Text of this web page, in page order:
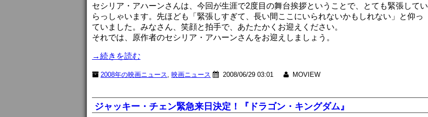
セシリア・アハーンさんは、今回が生涯で2度目の舞台挨拶ということで、とても緊張してい
らっしゃいます。先ほども「緊張しすぎて、長い間ここにいられないかもしれない」と仰っ
ていました。みなさん、笑顔と拍手で、あたたかくお迎えください。
それでは、原作者のセシリア・アハーンさんをお迎えしましょう。
→続きを読む
2008年の映画ニュース 映画ニュース 2008/06/29 03:01 MOVIEW
ジャッキー・チェン緊急来日決定！『ドラゴン・キングダム』